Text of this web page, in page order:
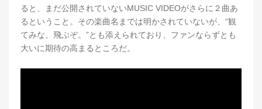
ると、まだ公開されていないMUSIC VIDEOがさらに２曲あ
るということ。その楽曲名までは明かされていないが、“観
てみな。飛ぶぞ。”とも添えられており、ファンならずとも
大いに期待の高まるところだ。